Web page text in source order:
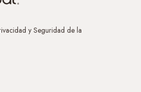
y Seguridad de la